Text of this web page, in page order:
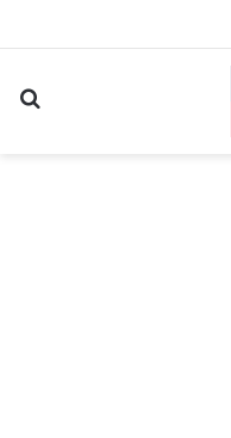
كم سترتفع الأسعار؟